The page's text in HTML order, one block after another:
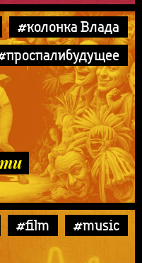
#колонка Влада
#film #music